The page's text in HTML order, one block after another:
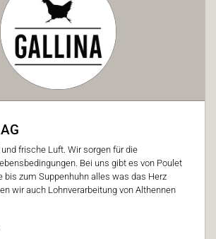
frische Luft. Wir sorgen für die
Bei uns gibt es von Poulet
bis zum Suppenhuhn alles was das Herz
wir auch Lohnverarbeitung von Althennen